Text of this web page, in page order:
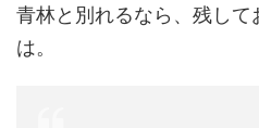
青林と別れるなら、残し
は。